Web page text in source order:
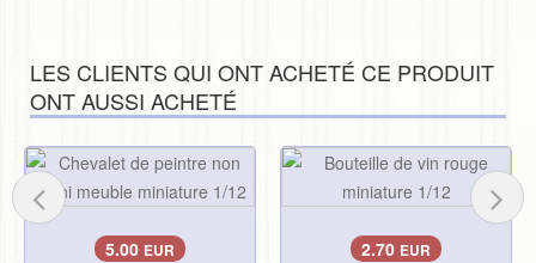
LES CLIENTS QUI ONT ACHETÉ CE PRODUIT
ONT AUSSI ACHETÉ
5.00 EUR 2.70 EUR